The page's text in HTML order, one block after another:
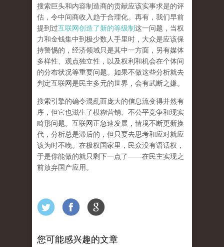
搜索巨头和内容制造商的贡献应该实事求是的评
估，令中间商收入趋于合理化。再有，我们早前
提到过互联网创造了新的等级制这一问题，当权
力和金钱集中到极少数人手里时，大众是应该保
持警惕的，经济领域只是其中一方面，另有媒体
多样性、观点独立性，以及权利和机会在个体间
的分布状况等重要问题。 如果不做这些分析就去
判定互联网是民主多元的世界，会有武断之嫌。
搜索引擎的确令混乱而庞大的信息流变得井然有
序，但它也滋生了模糊营销、不公平竞争和现实
畸形问题。互联网正急速发展，情境不断更新换
代，分析总是滞后的，但只要去思考和应对就应
该为时不晚。在极权国家里，民众没有语话权，
于是你能做的就只剩下一点了——在民主实现之
前放弃国产应用 。
您可能感兴趣的文章